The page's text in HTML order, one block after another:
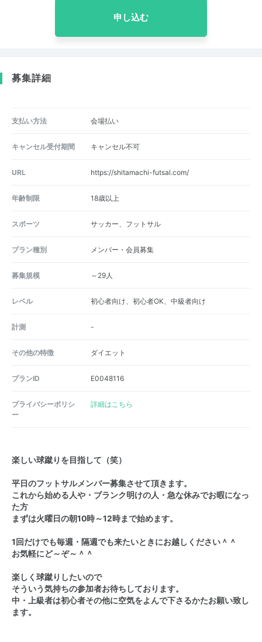
申し込む
募集詳細
支払い方法 会場払い
キャンセル受付期間 キャンセル不可
URL https://shitamachi-futsal.com/
年齢制限 18歳以上
スポーツ サッカー、フットサル
プラン種別 メンバー・会員募集
募集規模 ～29人
レベル 初心者向け、初心者OK、中級者向け
計測 -
その他の特徴 ダイエット
プランID E0048116
プライバシーポリシ
ー
詳細はこちら
楽しい球蹴りを目指して（笑）
平日のフットサルメンバー募集させて頂きます。
これから始める人や・ブランク明けの人・急な休みでお暇になっ
た方
まずは火曜日の朝10時～12時まで始めます。
1回だけでも毎週・隔週でも来たいときにお越しください＾＾
お気軽にど～ぞ～＾＾
楽しく球蹴りしたいので
そういう気持ちの参加者お待ちしております。
中・上級者は初心者その他に空気をよんで下さるかたお願い致し
ます。